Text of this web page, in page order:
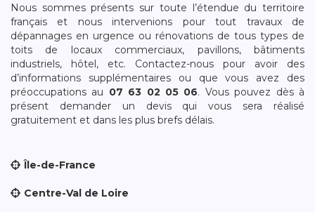
Nous sommes présents sur toute l’étendue du territoire
français et nous intervenions pour tout travaux de
dépannages en urgence ou rénovations de tous types de
toits de locaux commerciaux, pavillons, bâtiments
industriels, hôtel, etc. Contactez-nous pour avoir des
d’informations supplémentaires ou que vous avez des
préoccupations au 07 63 02 05 06. Vous pouvez dès à
présent demander un devis qui vous sera réalisé
gratuitement et dans les plus brefs délais.
Île-de-France
Centre-Val de Loire